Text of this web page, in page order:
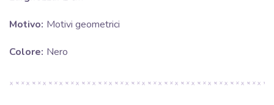
Motivo: Motivi geometrici
Colore: Nero